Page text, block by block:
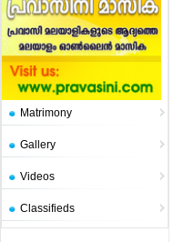
Matrimony
Gallery
Videos
Classifieds